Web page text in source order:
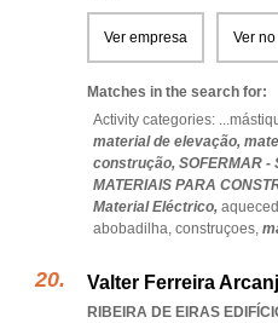
Ver empresa Ver
Matches in the search for:
Activity categories: ...
material de elevação,
construção, SOFERMAR -
MATERIAIS PARA
Material Eléctrico,
abobadilha, construçoes,
Valter Ferreira
RIBEIRA DE EIRAS